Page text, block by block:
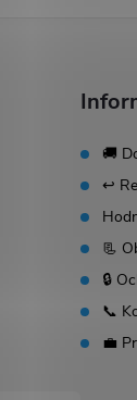
🚚
↩️
📃
🔒
📞
💼